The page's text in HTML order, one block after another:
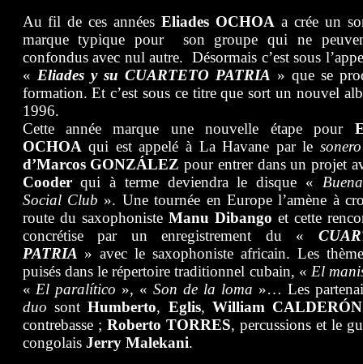
Au fil de ces annéesEliades OCHOA a crée un
marque typique pour son groupe qui ne
confondus avec nul autre. Désormais c’est sous
« Eliades y su CUARTETO PATRIA » que se
formation. Et c’est sous ce titre que sort un nouvel
1996.
Cette année marque une nouvelle étape pour
OCHOA qui est appelé à La Havane par le sonero
d’Marcos GONZÁLEZ pour entrer dans un projet
Cooderqui à terme deviendra le disque «
Social Club ». Une tournée en Europe l’amène à
route du saxophoniste Manu Dibango et cette
concrétise par un enregistrement du «
PATRIA » avec le saxophoniste africain. Les
puisés dans le répertoire traditionnel cubain, « El
« El paralítico », «Son de la loma »… Les
duo sontHumberto, Eglis, William CALDERÓN
contrebasse ; Roberto TORRES, percussions et le
congolais Jerry Malekani.